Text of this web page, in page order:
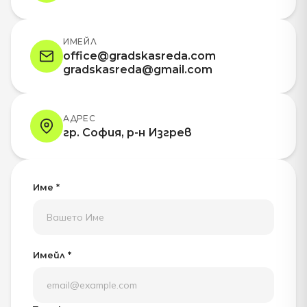
ИМЕЙЛ
office@gradskasreda.com
gradskasreda@gmail.com
АДРЕС
гр. София, р-н Изгрев
Име *
Имейл *